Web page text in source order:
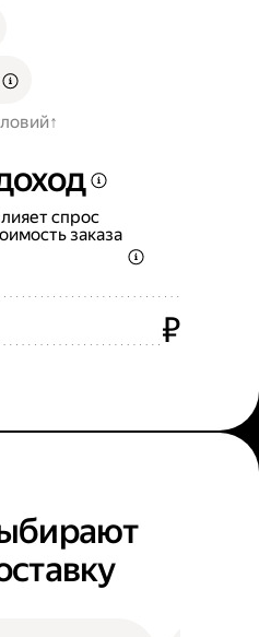
спрос
заказа
₽